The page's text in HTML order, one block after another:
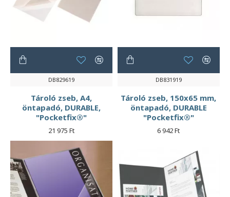
DB829619
Tároló zseb, A4,
öntapadó, DURABLE,
"Pocketfix®"
21 975 Ft
DB831919
Tároló zseb, 150x65 mm,
öntapadó, DURABLE
"Pocketfix®"
6 942 Ft